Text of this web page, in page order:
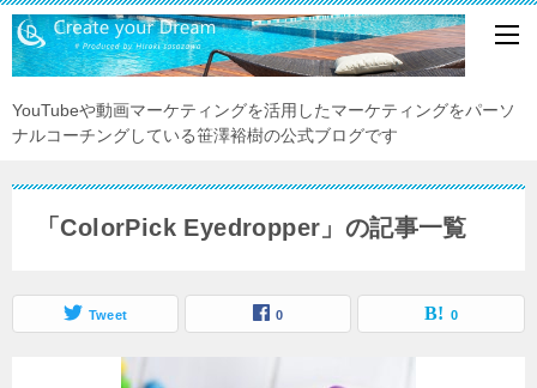
YouTubeや動画マーケティングを活用したマーケティングをパーソ
ナルコーチングしている笹澤裕樹の公式ブログです
「ColorPick Eyedropper」の記事一覧
Tweet 0 0